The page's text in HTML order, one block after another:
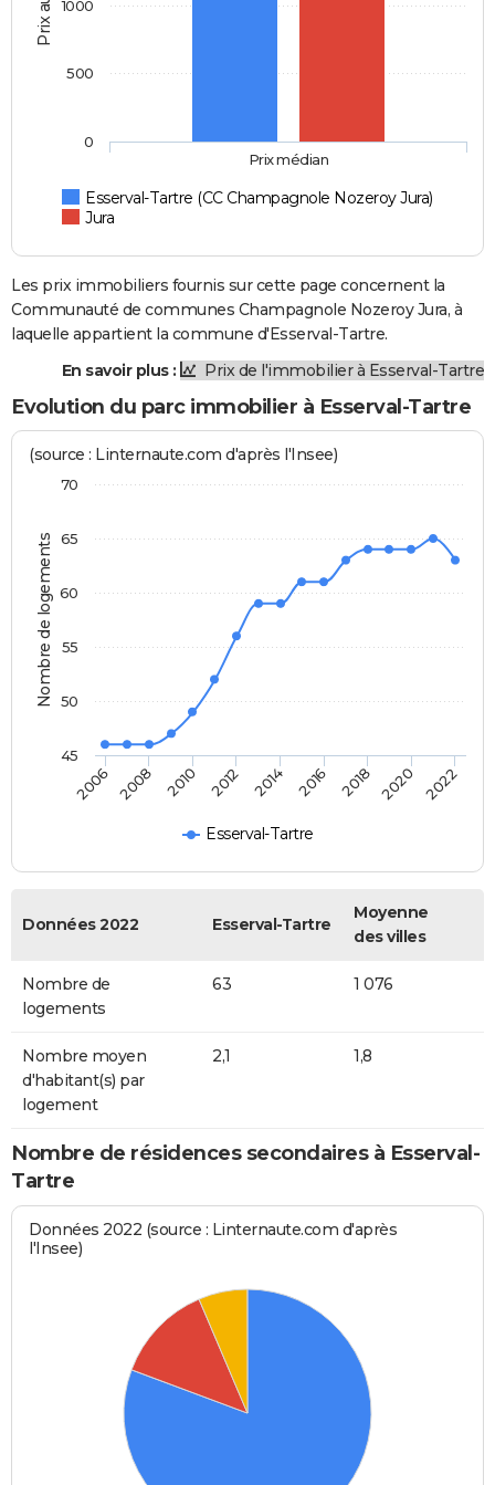
Esserval-Tartre (CC Champagnole Nozeroy Jura)
Jura
Prix médian
0
500
1000
Les prix immobiliers fournis sur cette page concernent la
Communauté de communes Champagnole Nozeroy Jura, à
laquelle appartient la commune d'Esserval-Tartre.
En savoir plus :
Prix de l'immobilier à Esserval-Tartre
Evolution du parc immobilier à Esserval-Tartre
Nombre de logements
(source : Linternaute.com d'après l'Insee)
Esserval-Tartre
2006 2008 2010 2012 2014 2016 2018 2020 2022
45
50
55
60
65
70
Données 2022 Esserval-Tartre
Moyenne
des villes
Nombre de
logements
63 1 076
Nombre moyen
d'habitant(s) par
logement
2,1 1,8
Nombre de résidences secondaires à Esserval-
Tartre
Données 2022 (source : Linternaute.com d'après
l'Insee)